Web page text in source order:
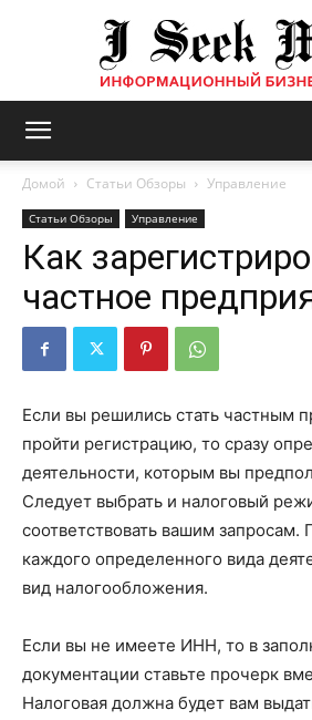
журнал
ISM
Домой Статьи Обзоры Управление
Статьи Обзоры Управление
Как
частное
Если вы решились стать частным
пройти регистрацию, то сразу
деятельности, которым вы
Следует выбрать и налоговый
соответствовать вашим запросам.
каждого определенного вида
вид налогообложения.
Если вы не имеете ИНН, то в
документации ставьте прочерк
Налоговая должна будет вам